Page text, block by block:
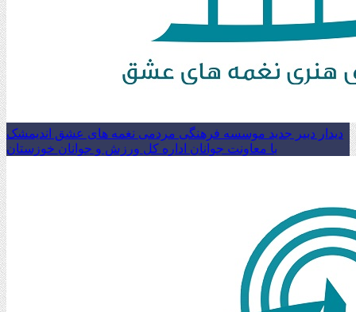
دیدار دبیر جدید موسسه فرهنگی مردمی نغمه های عشق اندیمشک
با معاونت جوانان اداره کل ورزش و جوانان خوزستان